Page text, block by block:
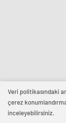
Veri politikasındaki
çerez
inceleyebilirsiniz.